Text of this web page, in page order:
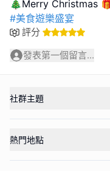
#美食遊樂盛宴
評分
發表第一個留言...
社群主題
熱門地點